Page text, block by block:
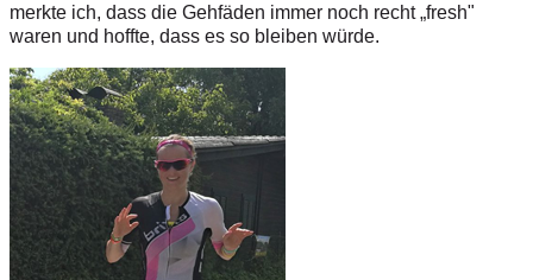
merkte ich, dass die Gehfäden immer noch recht„fresh"
waren und hoffte, dass es so b eiben würde.